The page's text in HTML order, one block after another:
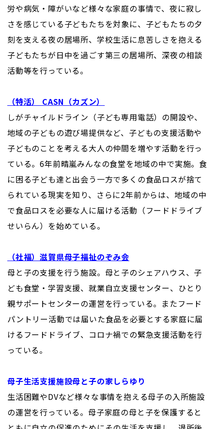
労や病気・障がいなど様々な家庭の事情で、夜に寂し
さを感じている子どもたちを対象に、子どもたちの夕
刻を支える夜の居場所、学校生活に息苦しさを抱える
子どもたちが日中を過ごす第三の居場所、深夜の相談
活動等を行っている。
（特活） CASN（カズン）
しがチャイルドライン（子ども専用電話）の開設や、
地域の子どもの遊び場提供など、子どもの支援活動や
子どものことを考える大人の仲間を増やす活動を行っ
ている。6年前晴嵐みんなの食堂を地域の中で実施。食
に困る子ども達と出会う一方で多くの食品ロスが捨て
られている現実を知り、さらに2年前からは、地域の中
で食品ロスを必要な人に届ける活動（フードドライブ
せいらん）を始めている。
（社福）滋賀県母子福祉のぞみ会
母と子の支援を行う施設。母と子のシェアハウス、子
ども食堂・学習支援、就業自立支援センター、ひとり
親サポートセンターの運営を行っている。またフード
パントリー活動では届いた食品を必要とする家庭に届
けるフードドライブ、コロナ禍での緊急支援活動を行
っている。
母子生活支援施設母と子の家しらゆり
生活困難やDVなど様々な事情を抱える母子の入所施設
の運営を行っている。母子家庭の母と子を保護すると